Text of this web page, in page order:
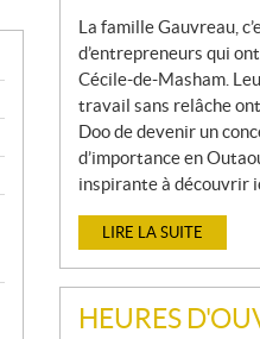
La famille Gauvreau,
d’entrepreneurs qui
Cécile-de-Masham.
travail sans relâche
Doo de devenir un
d’importance en
inspirante à découvrir
LIRE LA SUITE
HEURES